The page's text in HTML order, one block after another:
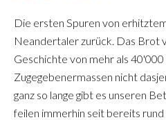
Die ersten Spuren von
Neandertaler zurück. Das Brot
Geschichte von mehr als 40'000
Zugegebenermassen nicht
ganz so lange gibt es unseren
feilen immerhin seit bereits